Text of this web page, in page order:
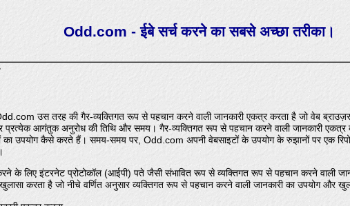
Odd.com - ईबे सर्च करने का सबसे अच्छा तरीका।
उस तरह की गैर-व्यक्तिगत रूप से पहचान करने वाली जानकारी एकत्र करता है जो वेब
और प्रत्येक आगंतुक अनुरोध की तिथि और समय। गैर-व्यक्तिगत रूप से पहचान करने वाली जानकारी
उपयोग कैसे करते हैं। समय-समय पर, Odd.com अपनी वेबसाइटों के उपयोग के रुझानों पर एक
के लिए इंटरनेट प्रोटोकॉल (आईपी) पते जैसी संभावित रूप से व्यक्तिगत रूप से पहचान करने वाली
करता है जो नीचे वर्णित अनुसार व्यक्तिगत रूप से पहचान करने वाली जानकारी का उपयोग और